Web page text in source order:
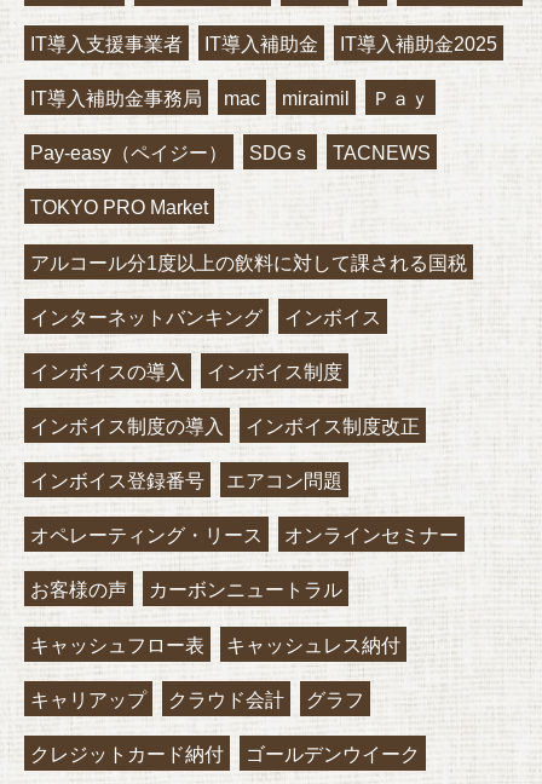
IT導入支援事業者 IT導入補助金 IT導入補助金2025
IT導入補助金事務局 mac miraimil Ｐａｙ
Pay-easy（ペイジー） SDGｓ TACNEWS
TOKYO PRO Market
アルコール分1度以上の飲料に対して課される国税
インターネットバンキング インボイス
インボイスの導入 インボイス制度
インボイス制度の導入 インボイス制度改正
インボイス登録番号 エアコン問題
オペレーティング・リース オンラインセミナー
お客様の声 カーボンニュートラル
キャッシュフロー表 キャッシュレス納付
キャリアップ クラウド会計 グラフ
クレジットカード納付 ゴールデンウイーク